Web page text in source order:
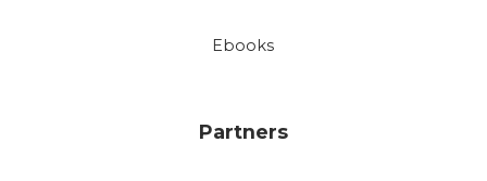
Ebooks
Partners